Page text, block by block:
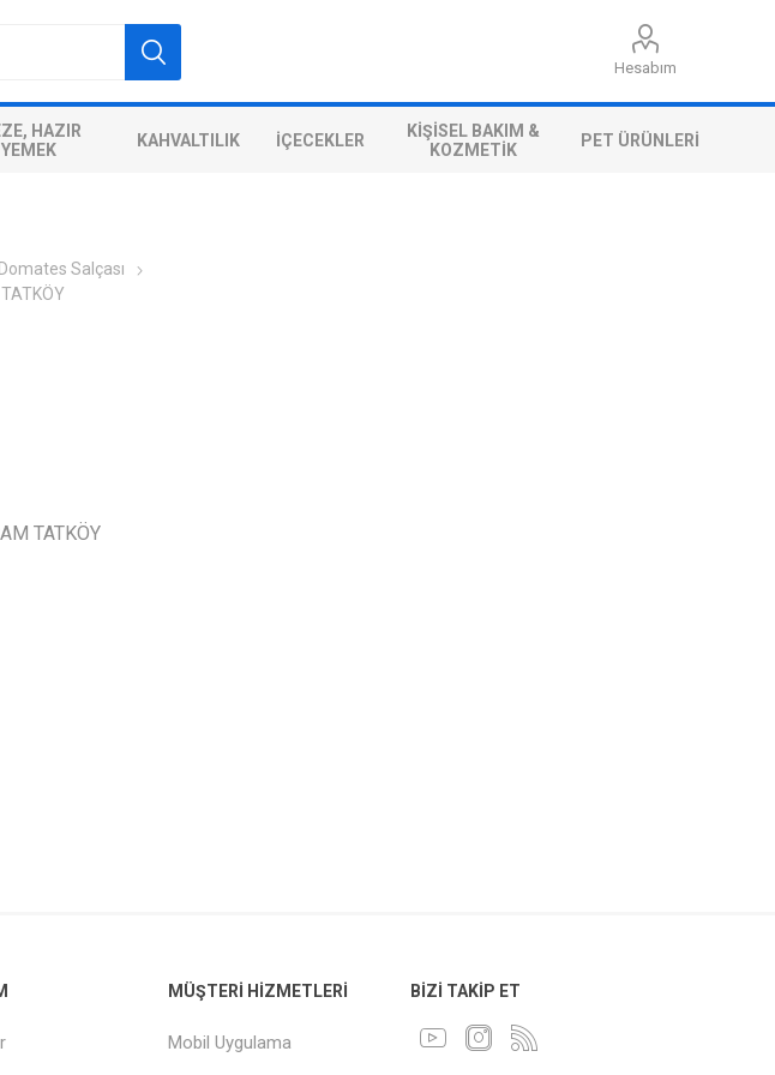
Hesabım
HAZIR
YEMEK
KAHVALTILIK İÇECEKLER
KIŞISEL BAKIM &
KOZMETIK
PET ÜRÜNLERI
Domates Salçası
TATKÖY
MÜŞTERI HIZMETLERI
Mobil Uygulama
BIZI TAKIP ET